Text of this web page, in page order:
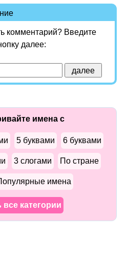
комментарий? Введите
далее:
имена с
5 буквами 6 буквами
3 слогами По стране
имена
все категории